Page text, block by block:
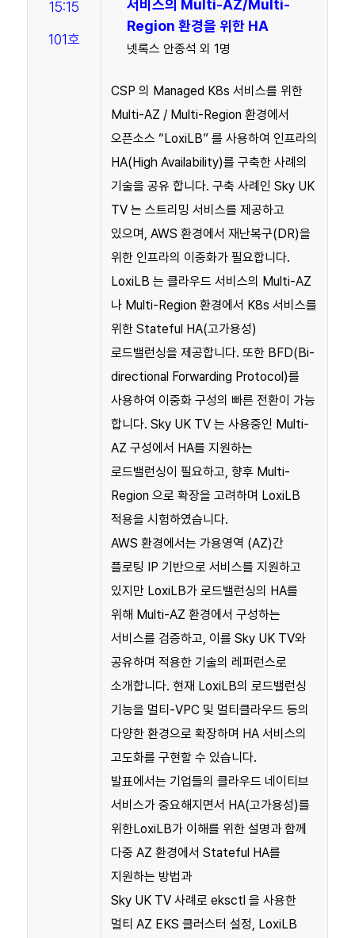
15:15
101호
서비스의 Multi-AZ/Multi-
Region 환경을 위한 HA
넷록스 안종석 외 1명
CSP 의 Managed K8s 서비스를 위한
Multi-AZ / Multi-Region 환경에서
오픈소스 “LoxiLB” 를 사용하여 인프라의
HA(High Availability)를 구축한 사례의
기술을 공유 합니다. 구축 사례인 Sky UK
TV 는 스트리밍 서비스를 제공하고
있으며, AWS 환경에서 재난복구(DR)을
위한 인프라의 이중화가 필요합니다.
LoxiLB 는 클라우드 서비스의 Multi-AZ
나 Multi-Region 환경에서 K8s 서비스를
위한 Stateful HA(고가용성)
로드밸런싱을 제공합니다. 또한 BFD(Bi-
directional Forwarding Protocol)를
사용하여 이중화 구성의 빠른 전환이 가능
합니다. Sky UK TV 는 사용중인 Multi-
AZ 구성에서 HA를 지원하는
로드밸런싱이 필요하고, 향후 Multi-
Region 으로 확장을 고려하며 LoxiLB
적용을 시험하였습니다.
AWS 환경에서는 가용영역 (AZ)간
플로팅 IP 기반으로 서비스를 지원하고
있지만 LoxiLB가 로드밸런싱의 HA를
위해 Multi-AZ 환경에서 구성하는
서비스를 검증하고, 이를 Sky UK TV와
공유하며 적용한 기술의 레퍼런스로
소개합니다. 현재 LoxiLB의 로드밸런싱
기능을 멀티-VPC 및 멀티클라우드 등의
다양한 환경으로 확장하며 HA 서비스의
고도화를 구현할 수 있습니다.
발표에서는 기업들의 클라우드 네이티브
서비스가 중요해지면서 HA(고가용성)를
위한LoxiLB가 이해를 위한 설명과 함께
다중 AZ 환경에서 Stateful HA를
지원하는 방법과
Sky UK TV 사례로 eksctl 을 사용한
멀티 AZ EKS 클러스터 설정, LoxiLB